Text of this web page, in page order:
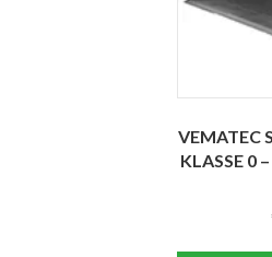
VEMATEC
KLASSE 0